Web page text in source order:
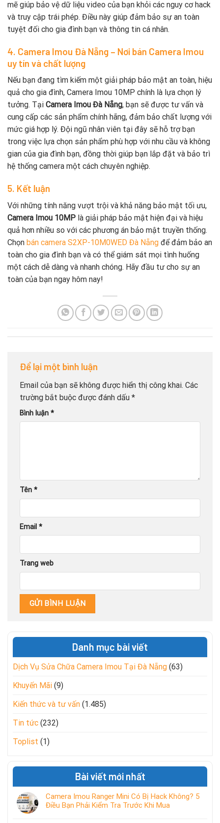
mẽ giúp bảo vệ dữ liệu video của bạn khỏi các nguy cơ hack
và truy cập trái phép. Điều này giúp đảm bảo sự an toàn
tuyệt đối cho gia đình bạn và thông tin cá nhân.
4. Camera Imou Đà Nẵng – Nơi bán Camera Imou
uy tín và chất lượng
Nếu bạn đang tìm kiếm một giải pháp bảo mật an toàn, hiệu
quả cho gia đình, Camera Imou 10MP chính là lựa chọn lý
tưởng. Tại Camera Imou Đà Nẵng, bạn sẽ được tư vấn và
cung cấp các sản phẩm chính hãng, đảm bảo chất lượng với
mức giá hợp lý. Đội ngũ nhân viên tại đây sẽ hỗ trợ bạn
trong việc lựa chọn sản phẩm phù hợp với nhu cầu và không
gian của gia đình bạn, đồng thời giúp bạn lắp đặt và bảo trì
hệ thống camera một cách chuyên nghiệp.
5. Kết luận
Với những tính năng vượt trội và khả năng bảo mật tối ưu,
Camera Imou 10MP là giải pháp bảo mật hiện đại và hiệu
quả hơn nhiều so với các phương án bảo mật truyền thống.
Chọn bán camera S2XP-10M0WED Đà Nẵng để đảm bảo an
toàn cho gia đình bạn và có thể giám sát mọi tình huống
một cách dễ dàng và nhanh chóng. Hãy đầu tư cho sự an
toàn của bạn ngay hôm nay!
Để lại một bình luận
Email của bạn sẽ không được hiển thị công khai. Các
trường bắt buộc được đánh dấu *
Bình luận *
Tên *
Email *
Trang web
Danh mục bài viết
Dịch Vụ Sửa Chữa Camera Imou Tại Đà Nẵng (63)
Khuyến Mãi (9)
Kiến thức và tư vấn (1.485)
Tin tức (232)
Toplist (1)
Bài viết mới nhất
Camera Imou Ranger Mini Có Bị Hack Không? 5
Điều Bạn Phải Kiểm Tra Trước Khi Mua